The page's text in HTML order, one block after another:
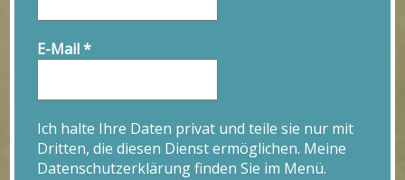
E-Mail*
Ich halte Ihre Daten privat und teile sie nur mit
Dritten, die diesen Dienst ermöglichen. Meine
Datenschutzerklärung finden Sie im Menü.